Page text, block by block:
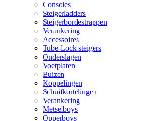
Consoles
Steigerladders
Steigerbordestrappen
Verankering
Accessoires
Tube-Lock steigers
Onderslagen
Voetplaten
Buizen
Koppelingen
Schuifkortelingen
Verankering
Metselboys
Opperboys